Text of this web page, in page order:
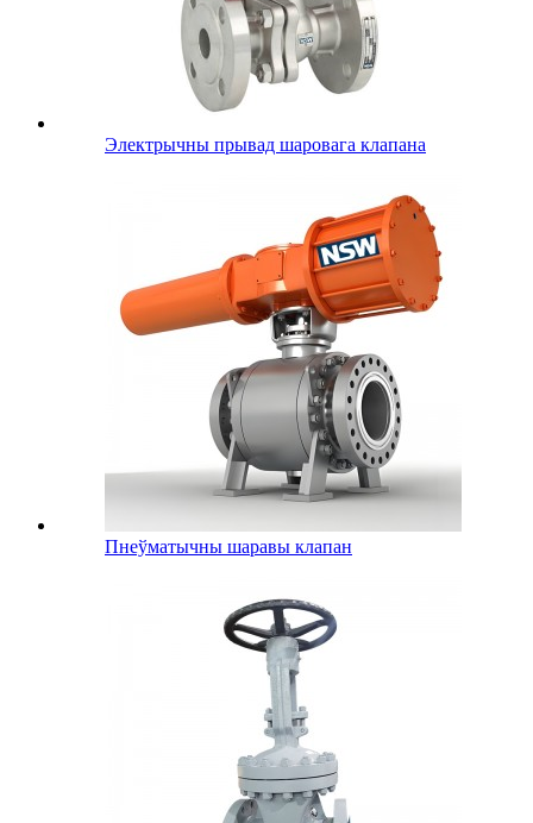
Электрычны прывад шаровага клапана
Пнеўматычны шаравы клапан